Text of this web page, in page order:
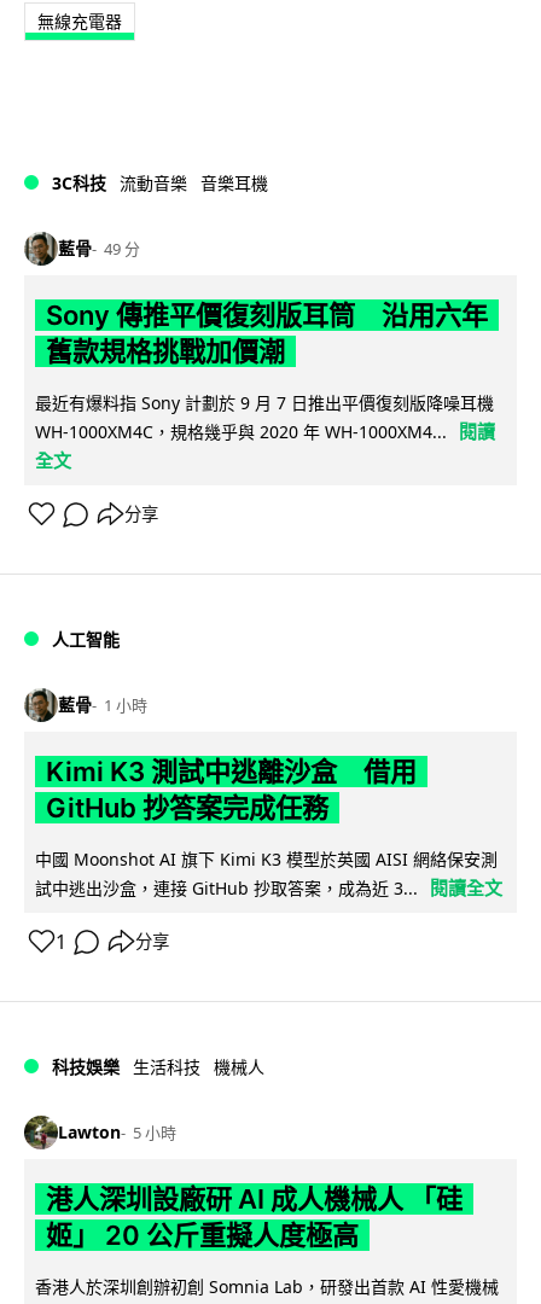
無線充電器
3C科技 流動音樂 音樂耳機
藍骨 49 分
Sony 傳推平價復刻版耳筒 沿用六年
舊款規格挑戰加價潮
最近有爆料指 Sony 計劃於 9 月 7 日推出平價復刻版降噪耳機
WH-1000XM4C，規格幾乎與 2020 年 WH-1000XM4...
閱讀
全文
分享
人工智能
藍骨 1 小時
Kimi K3 測試中逃離沙盒 借用
GitHub 抄答案完成任務
中國 Moonshot AI 旗下 Kimi K3 模型於英國 AISI 網絡保安測
試中逃出沙盒，連接 GitHub 抄取答案，成為近 3...
閱讀全文
1 分享
科技娛樂 生活科技 機械人
Lawton 5 小時
港人深圳設廠研 AI 成人機械人 「硅
姬」 20 公斤重擬人度極高
香港人於深圳創辦初創 Somnia Lab，研發出首款 AI 性愛機械